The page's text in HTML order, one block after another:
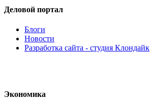
Деловой портал
Блоги
Новости
Разработка сайта - студия Клондайк
Экономика